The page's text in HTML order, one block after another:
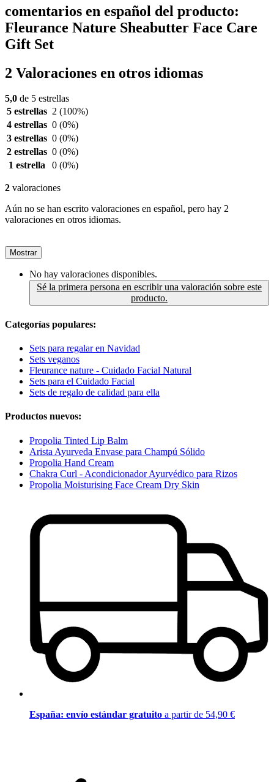
comentarios en español del producto:
Fleurance Nature Sheabutter Face Care
Gift Set
2 Valoraciones en otros idiomas
5,0 de 5 estrellas
5 estrellas 2 (100%)
4 estrellas 0 (0%)
3 estrellas 0 (0%)
2 estrellas 0 (0%)
1 estrella
0 (0%)
2 valoraciones
Aún no se han escrito valoraciones en español, pero hay 2
valoraciones en otros idiomas.
Mostrar
No hay valoraciones disponibles.
Sé la primera persona en escribir una valoración sobre este
producto.
Categorías populares:
Sets para regalar en Navidad
Sets veganos
Fleurance nature - Cuidado Facial Natural
Sets para el Cuidado Facial
Sets de regalo de calidad para ella
Productos nuevos:
Propolia Tinted Lip Balm
Arista Ayurveda Envase para Champú Sólido
Propolia Hand Cream
Chakra Curl - Acondicionador Ayurvédico para Rizos
Propolia Moisturising Face Cream Dry Skin
España: envío estándar gratuito a partir de 54,90 €